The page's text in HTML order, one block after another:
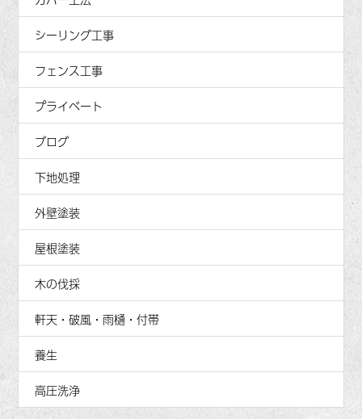
シーリング工事
フェンス工事
プライベート
ブログ
下地処理
外壁塗装
屋根塗装
木の伐採
軒天・破風・雨樋・付帯
養生
高圧洗浄